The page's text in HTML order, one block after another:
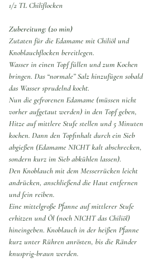
1/2 TL Chiliflocken
Zubereitung: (20 min)
Zutaten für die Edamame mit Chiliöl und
Knoblauchflocken bereitlegen.
Wasser in einen Topf füllen und zum Kochen
bringen. Das “normale” Salz hinzufügen sobald
das Wasser sprudelnd kocht.
Nun die gefrorenen Edamame (müssen nicht
vorher aufgetaut werden) in den Topf geben,
Hitze auf mittlere Stufe stellen und 5 Minuten
kochen. Dann den Topfinhalt durch ein Sieb
abgießen (Edamame NICHT kalt abschrecken,
sondern kurz im Sieb abkühlen lassen).
Den Knoblauch mit dem Messerrücken leicht
andrücken, anschließend die Haut entfernen
und fein reiben.
Eine mittelgroße Pfanne auf mittlerer Stufe
erhitzen und Öl (noch NICHT das Chiliöl)
hineingeben. Knoblauch in der heißen Pfanne
kurz unter Rühren anrösten, bis die Ränder
knusprig-braun werden.